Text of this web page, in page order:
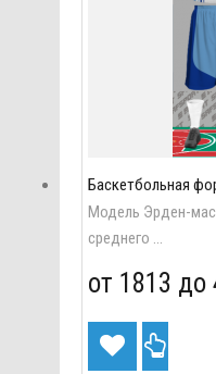
Баскетбольная
Модель Эрден-
среднего ...
от 1813 до